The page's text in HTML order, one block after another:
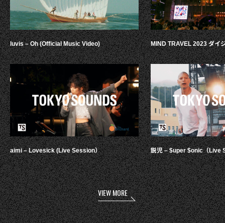
luvis – Oh (Official Music Video)
aimi – Lovesick (Live Session）
MIND TRAVEL 2023 ダイ
鋭児 – $uper $onic（Live
VIEW MORE